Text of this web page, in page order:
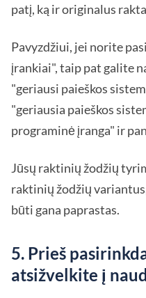
patį, ką ir originalus
Pavyzdžiui, jei norite
įrankiai", taip pat galite
"geriausi paieškos
"geriausia paieškos
programinė įranga" ir
Jūsų raktinių žodžių
raktinių žodžių
būti gana paprastas.
5. Prieš
atsižvelkite į